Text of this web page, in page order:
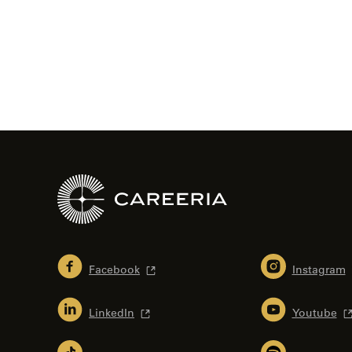
Facebook Instagram
LinkedIn Youtube